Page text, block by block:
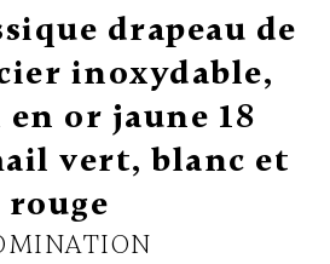
drapeau de
inoxydable,
or jaune 18
vert, blanc et
rouge